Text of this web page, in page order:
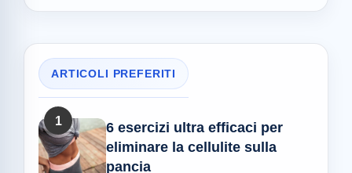
ARTICOLI PREFERITI
1
6 esercizi ultra efficaci per
eliminare la cellulite sulla
pancia